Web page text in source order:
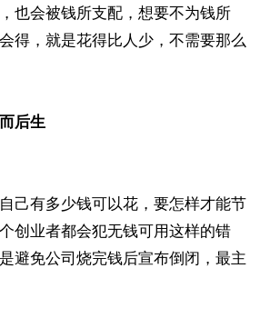
也会被钱所支配，想要不为钱所
得，就是花得比人少，不需要那么
后生
己有多少钱可以花，要怎样才能节
创业者都会犯无钱可用这样的错
避免公司烧完钱后宣布倒闭，最主